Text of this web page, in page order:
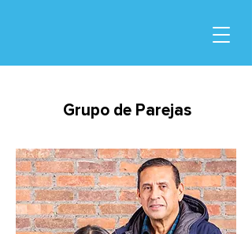
Grupo de Parejas
Grupo de Parejas